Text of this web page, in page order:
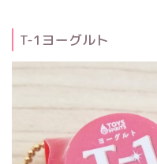
T-1ヨーグルト